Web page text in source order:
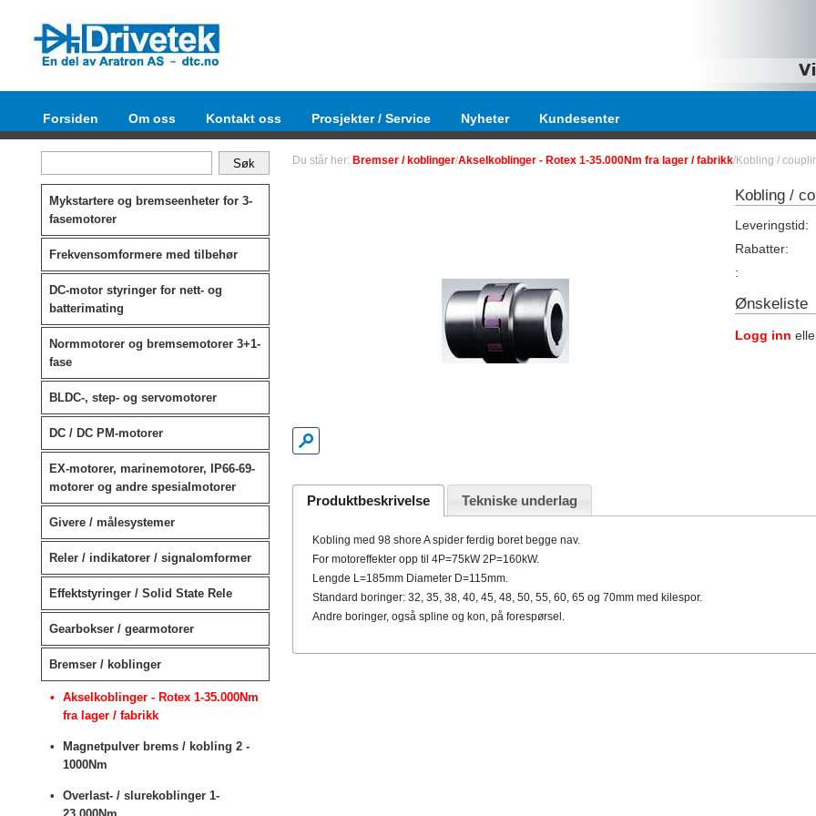
Forsiden Om oss Kontakt oss Prosjekter / Service Nyheter Kundesenter
Du står her: Bremser / koblinger/Akselkoblinger - Rotex 1-35.000Nm fra lager / fabrikk/Kobling /
Kobling /
Leveringstid:
Rabatter:
:
Ønskeliste
Logg inn
Produktbeskrivelse Tekniske underlag
Kobling med 98 shore A spider ferdig boret begge nav.
For motoreffekter opp til 4P=75kW 2P=160kW.
Lengde L=185mm Diameter D=115mm.
Standard boringer: 32, 35, 38, 40, 45, 48, 50, 55, 60, 65 og 70mm med kilespor.
Andre boringer, også spline og kon, på forespørsel.
Mykstartere og bremseenheter for 3-
fasemotorer
Frekvensomformere med tilbehør
DC-motor styringer for nett- og
batterimating
Normmotorer og bremsemotorer 3+1-
fase
BLDC-, step- og servomotorer
DC / DC PM-motorer
EX-motorer, marinemotorer, IP66-69-
motorer og andre spesialmotorer
Givere / målesystemer
Reler / indikatorer / signalomformer
Effektstyringer / Solid State Rele
Gearbokser / gearmotorer
Bremser / koblinger
Akselkoblinger - Rotex 1-35.000Nm
fra lager / fabrikk
Magnetpulver brems / kobling 2 -
1000Nm
Overlast- / slurekoblinger 1-